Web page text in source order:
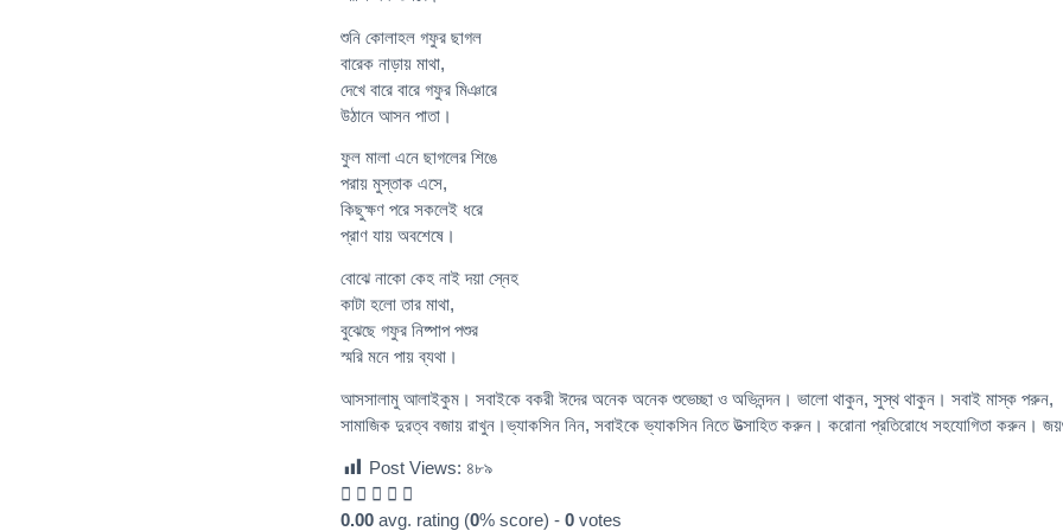
শুনি কোলাহল গফুর ছাগল
বারেক নাড়ায় মাথা,
দেখে বারে বারে গফুর মিঞারে
উঠানে আসন পাতা।
ফুল মালা এনে ছাগলের শিঙে
পরায় মুস্তাক এসে,
কিছুক্ষণ পরে সকলেই ধরে
প্রাণ যায় অবশেষে।
বোঝে নাকো কেহ নাই দয়া স্নেহ
কাটা হলো তার মাথা,
বুঝেছে গফুর নিষ্পাপ পশুর
স্মরি মনে পায় ব্যথা।
আসসালামু আলাইকুম। সবাইকে বকরী ঈদের অনেক অনেক শুভেচ্ছা ও অভিনন্দন। ভালো থাকুন, সুস্থ থাকুন। সবাই মাস্ক পরুন,
সামাজিক দুরত্ব বজায় রাখুন।ভ্যাকসিন নিন, সবাইকে ভ্যাকসিন নিতে উত্সাহিত করুন। করোনা প্রতিরোধে সহযোগিতা করুন।
Post Views: ৪৮৯
0.00 avg. rating (0% score) - 0 votes